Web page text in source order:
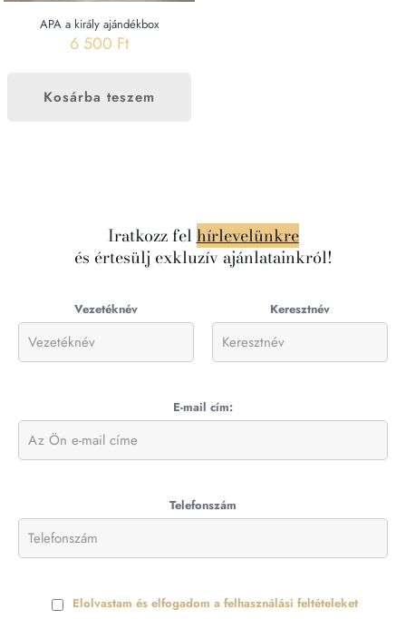
APA a király ajándékbox
6 500 Ft
Kosárba teszem
Iratkozz felhírlevelünkre
és értesülj exkluzív ajánlatainkról!
Vezetéknév Keresztnév
E-mail cím:
Telefonszám
Elolvastam és elfogadom a felhasználási feltételeket